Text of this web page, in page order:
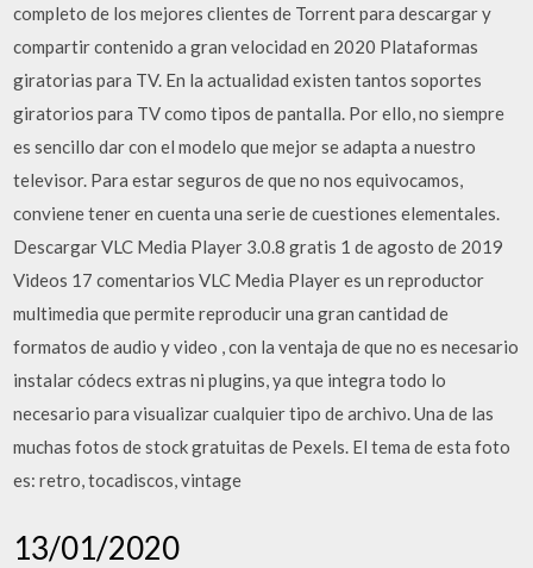
completo de los mejores clientes de Torrent para descargar y
compartir contenido a gran velocidad en 2020 Plataformas
giratorias para TV. En la actualidad existen tantos soportes
giratorios para TV como tipos de pantalla. Por ello, no siempre
es sencillo dar con el modelo que mejor se adapta a nuestro
televisor. Para estar seguros de que no nos equivocamos,
conviene tener en cuenta una serie de cuestiones elementales.
Descargar VLC Media Player 3.0.8 gratis 1 de agosto de 2019
Videos 17 comentarios VLC Media Player es un reproductor
multimedia que permite reproducir una gran cantidad de
formatos de audio y video , con la ventaja de que no es necesario
instalar códecs extras ni plugins, ya que integra todo lo
necesario para visualizar cualquier tipo de archivo. Una de las
muchas fotos de stock gratuitas de Pexels. El tema de esta foto
es: retro, tocadiscos, vintage
13/01/2020